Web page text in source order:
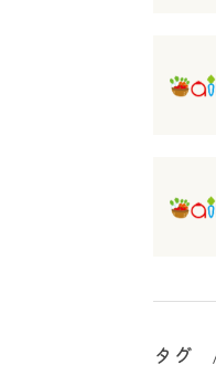
タグ